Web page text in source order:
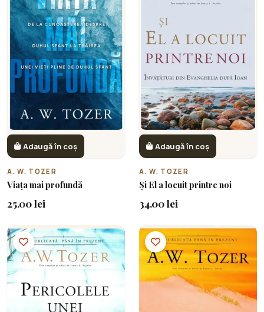
Adaugă în coș
A. W. TOZER
Viața mai profundă
25.00 lei
Adaugă în coș
A. W. TOZER
Și El a locuit printre noi
34.00 lei